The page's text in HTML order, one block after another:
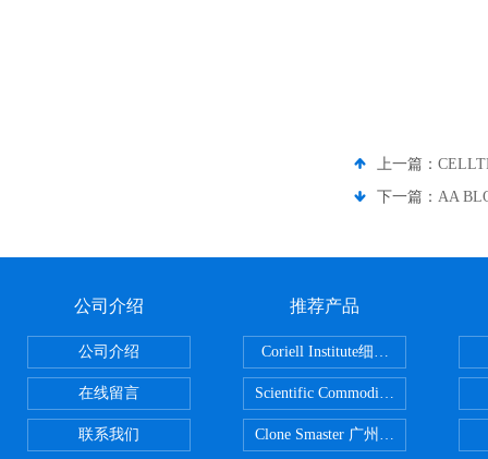
上一篇：
下一篇： AA
公司介绍
公司介绍
在线留言
联系我们
推荐产品
Scientific CommoditiesPE管 广州
Clone Smaster 广州鸿程代理